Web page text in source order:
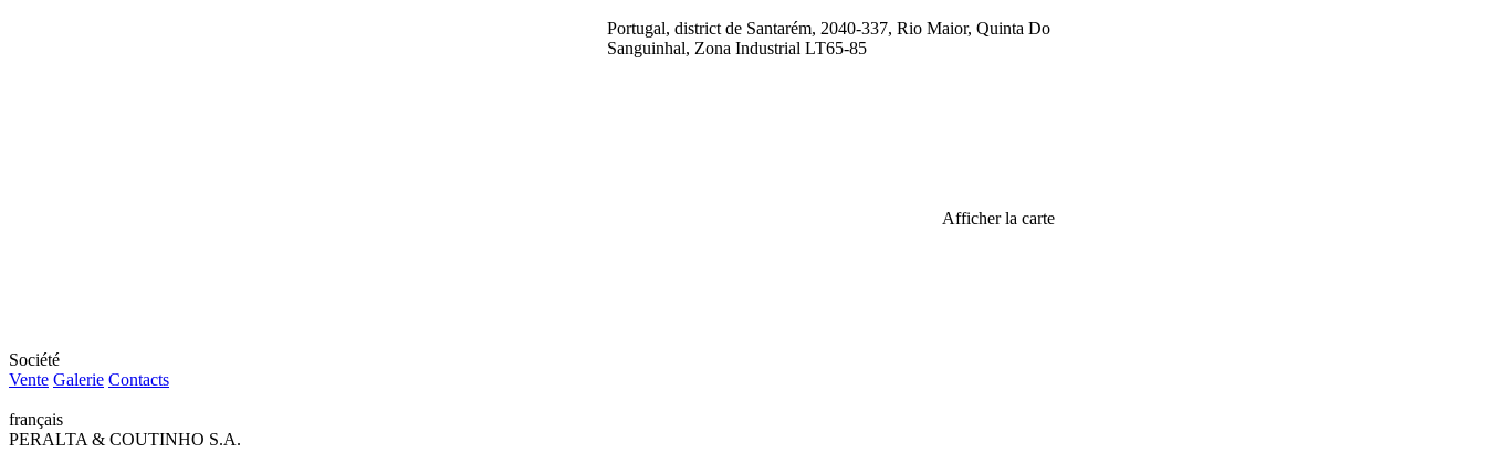
Portugal, district de Santarém, 2040-337, Rio Maior, Quinta Do
Sanguinhal, Zona Industrial LT65-85
Afficher la carte
Société
Vente Galerie Contacts
français
PERALTA & COUTINHO S.A.